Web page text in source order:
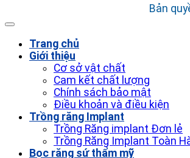
Bản
Trang chủ
Giới thiệu
Cơ sở vật chất
Cam kết chất lượng
Chính sách bảo mật
Điều khoản và điều kiện
Trồng răng Implant
Trồng Răng implant Đơn lẻ
Trồng Răng Implant Toàn
Bọc răng sứ thẩm mỹ